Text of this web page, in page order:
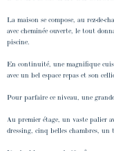
La maison se compose, au rez-de-
avec cheminée ouverte, le tout
piscine.
En continuité, une magnifique
avec un bel espace repas et son
Pour parfaire ce niveau, une
Au premier étage, un vaste palier
dressing, cinq belles chambres, un